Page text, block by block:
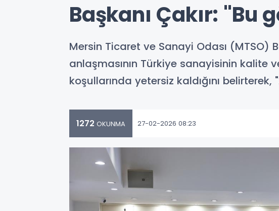
Başkanı Çakır: "Bu
Mersin Ticaret ve Sanayi Odası (MTSO)
anlaşmasının Türkiye sanayisinin kalite
koşullarında yetersiz kaldığını
1272 OKUNMA 27-02-2026 08:23